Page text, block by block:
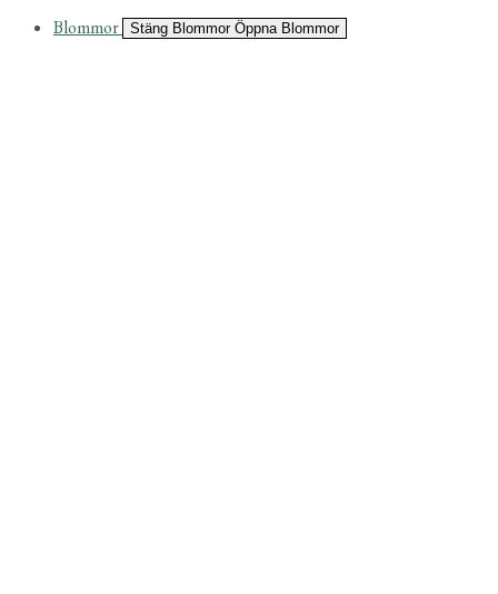
Blommor Stäng Blommor Öppna Blommor